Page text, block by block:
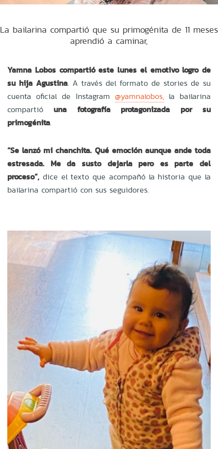
La bailarina compartió que su primogénita de 11 meses
aprendió a caminar,
Yamna Lobos compartió este lunes el emotivo logro de
su hija Agustina. A través del formato de stories de su
cuenta oficial de Instagram @yamnalobos,la bailarina
compartióuna fotografía protagonizada por su
primogénita.
“Se lanzó mi chanchita. Qué emoción aunque ande toda
estresada. Me da susto dejarla pero es parte del
proceso”, dice el texto que acompañó la historia que la
bailarina compartió con sus seguidores.